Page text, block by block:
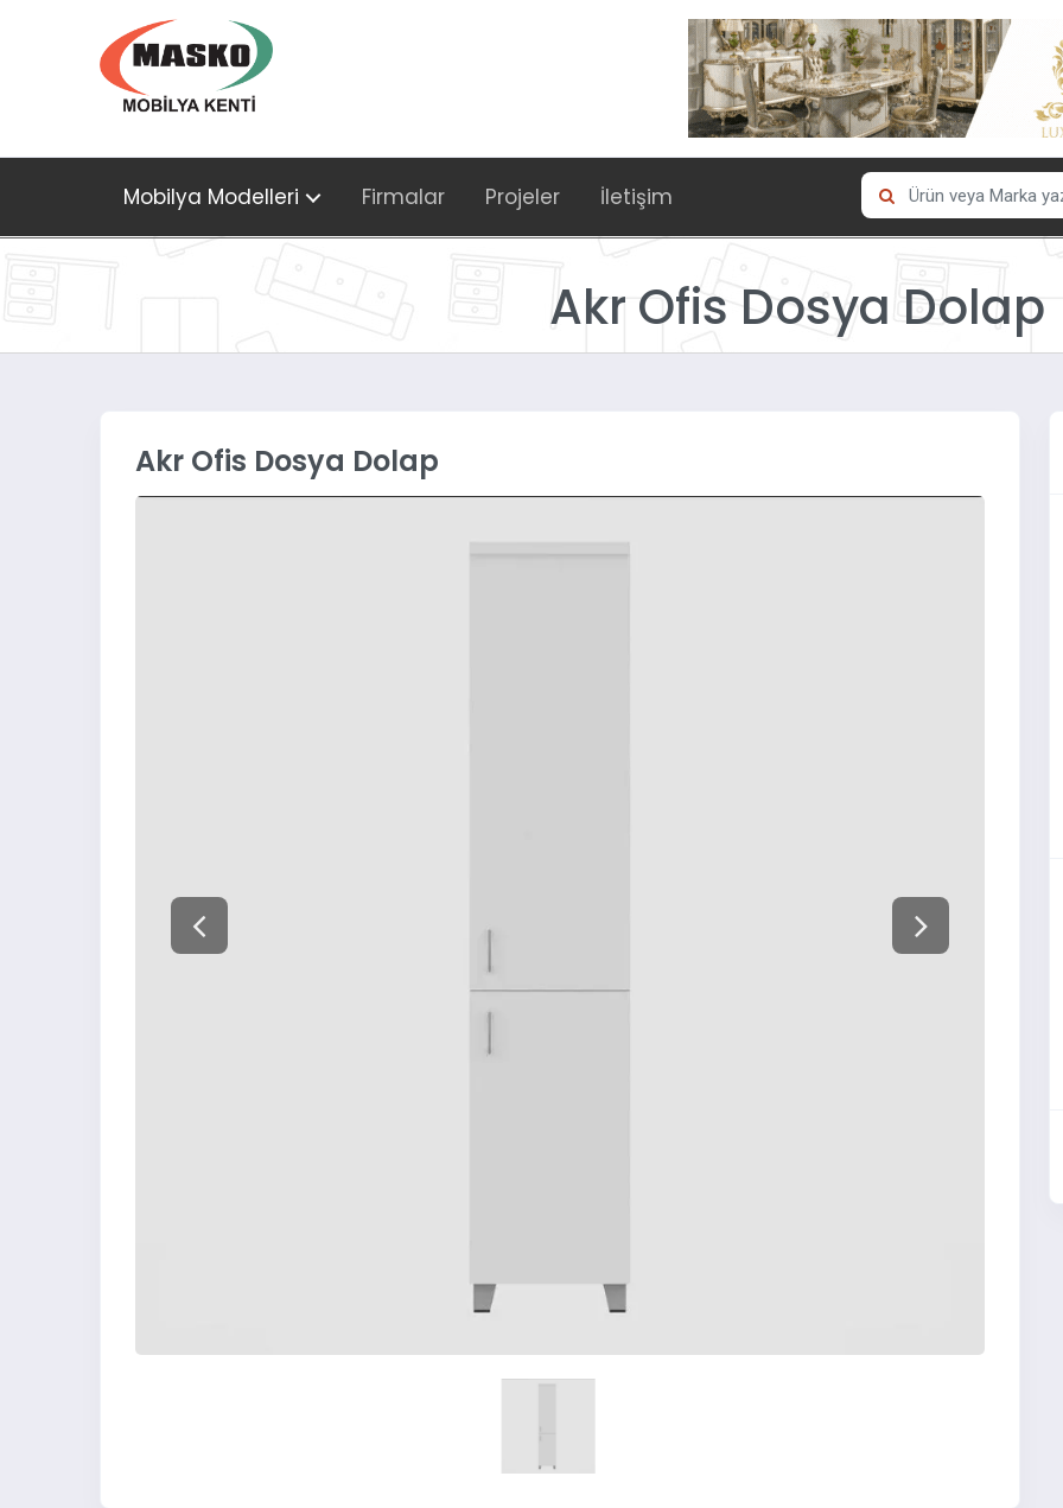
Mobilya Modelleri Firmalar Projeler İletişim
Akr Ofis Dosya Dolap
Akr Ofis Dosya Dolap